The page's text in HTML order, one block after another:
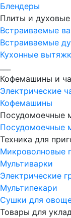
Блендеры
Плиты и
Встраиваемые
Встраиваемые
Кухонные
Кофемашины и
Электрические
Кофемашины
Посудомоечные
Посудомоечные
Техника для
Микроволновые
Мультиварки
Электрические
Мультипекари
Сушки для
Товары для